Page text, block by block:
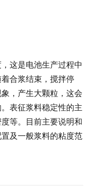
这是电池生产过程中
合浆结束，搅拌停
，产生大颗粒，这会
表征浆料稳定性的主
等。目前主要说明和
及一般浆料的粘度范